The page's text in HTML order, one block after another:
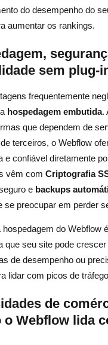
do desempenho do
aumentar os rankings.
sem plug-
frequentemente
hospedagem embutida.
que dependem de
terceiros, o Webflow
e confiável diretamente
vêm com Criptografia
e backups
se preocupar em perder
do Webflow
que seu site pode
de desempenho ou
lidar com picos de
de
Webflow lida